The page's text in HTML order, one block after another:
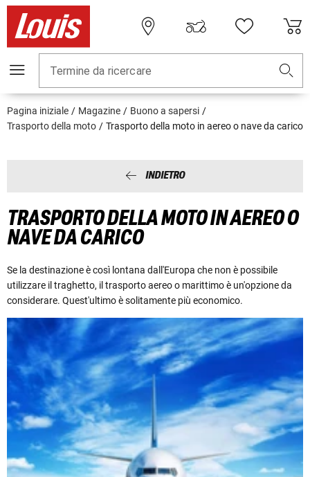
Termine da ricercare
Pagina iniziale Magazine
Buono a sapersi
Trasporto della moto
Trasporto della moto in aereo o nave da carico
INDIETRO
TRASPORTO DELLA MOTO IN AEREO O
NAVE DA CARICO
Se la destinazione è così lontana dall'Europa che non è possibile
utilizzare il traghetto, il trasporto aereo o marittimo è un'opzione da
considerare. Quest'ultimo è solitamente più economico.